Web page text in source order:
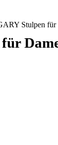
Stulpen für